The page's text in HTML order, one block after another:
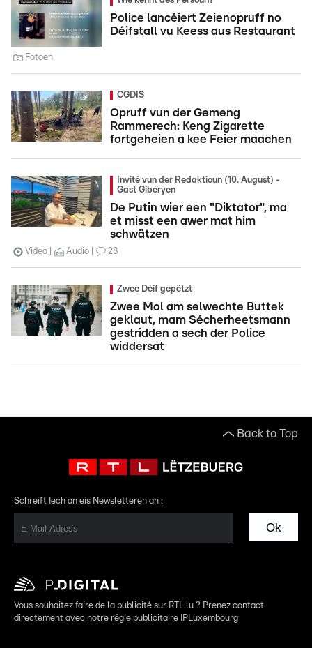
Police lancéiert Zeienopruff no
Déifstall vu Keess aus Restaurant
Fotoen
CGDIS
Opruff vun der Gemeng
Rammerech: Keng Zigarette
fortgeheien a kee Feier maachen
Invité vun der Redaktioun (10. August) -
Gast Gibéryen
De Putin wier een "Diktator", ma
et misst een awer mat him
schwätzen
Video Audio 28
Zwee Déif gepëtzt
Zwee Mol am selwechte Buttek
geklaut, mam Sécherheetsmann
gestridden a sech der Police
widdersat
Back to Top
Schreift Iech an eis Newsletteren an :
Ok
Vous souhaitez faire de la publicité sur RTL.lu ? Prenez contact
directement avec notre régie publicitaire IPLuxembourg